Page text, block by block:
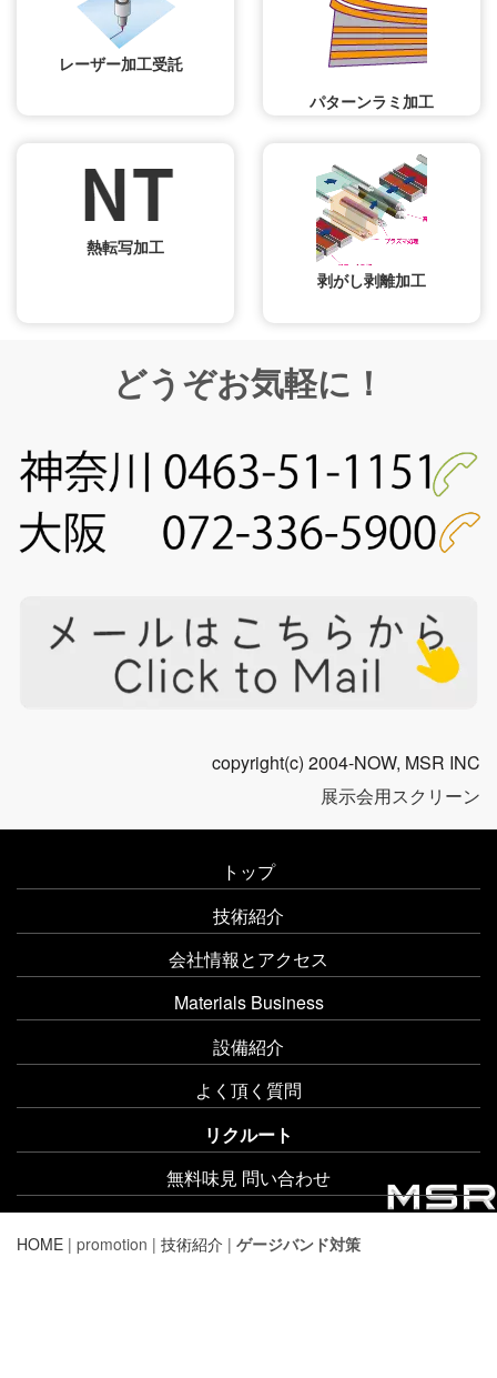
レーザー加工受託
パターンラミ加工
熱転写加工
剥がし剥離加工
どうぞお気軽に！
copyright(c) 2004-NOW, MSR INC
展示会用スクリーン
トップ
技術紹介
会社情報とアクセス
Materials Business
設備紹介
よく頂く質問
リクルート
無料味見 問い合わせ
HOME | promotion | 技術紹介 | ゲージバンド対策